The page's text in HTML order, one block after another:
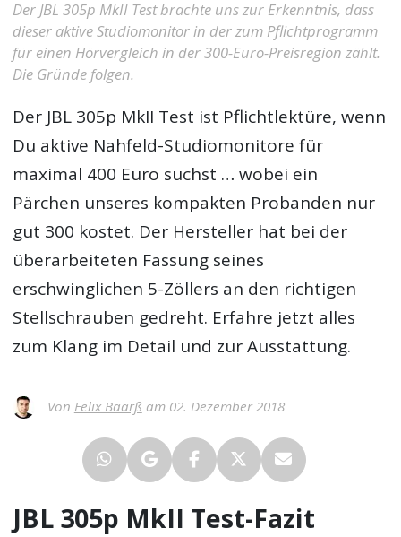
Der JBL 305p MkII Test brachte uns zur Erkenntnis, dass
dieser aktive Studiomonitor in der zum Pflichtprogramm
für einen Hörvergleich in der 300-Euro-Preisregion zählt.
Die Gründe folgen.
Der JBL 305p MkII Test ist Pflichtlektüre, wenn
Du aktive Nahfeld-Studiomonitore für
maximal 400 Euro suchst … wobei ein
Pärchen unseres kompakten Probanden nur
gut 300 kostet. Der Hersteller hat bei der
überarbeiteten Fassung seines
erschwinglichen 5-Zöllers an den richtigen
Stellschrauben gedreht. Erfahre jetzt alles
zum Klang im Detail und zur Ausstattung.
Von Felix Baarß am 02. Dezember 2018
JBL 305p MkII Test-Fazit